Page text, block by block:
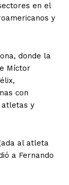
en el
y
donde la
Míctor
con
atletas y
al atleta
a Fernando